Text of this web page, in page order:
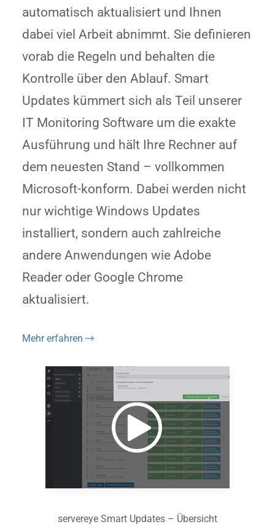
servereye Smart Updates – Übersicht
automatisch aktualisiert und Ihnen
dabei viel Arbeit abnimmt. Sie definieren
vorab die Regeln und behalten die
Kontrolle über den Ablauf. Smart
Updates kümmert sich als Teil unserer
IT Monitoring Software um die exakte
Ausführung und hält Ihre Rechner auf
dem neuesten Stand – vollkommen
Microsoft-konform. Dabei werden nicht
nur wichtige Windows Updates
installiert, sondern auch zahlreiche
andere Anwendungen wie Adobe
Reader oder Google Chrome
aktualisiert.
Mehr erfahren